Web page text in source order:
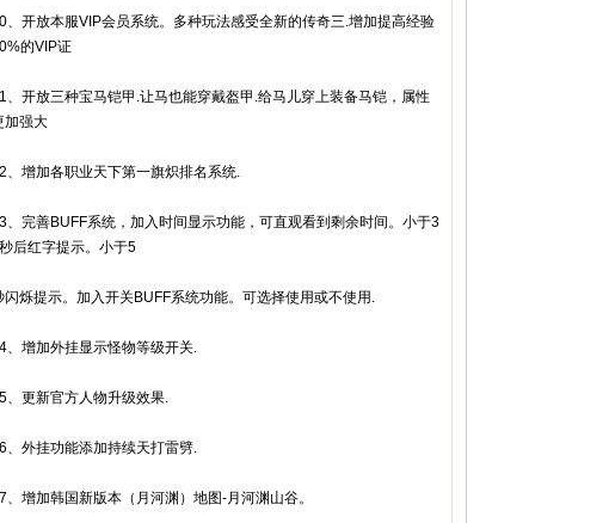
、开放本服VIP会员系统。多种玩法感受全新的传奇三.增加提高经验
的VIP证
、开放三种宝马铠甲.让马也能穿戴盔甲.给马儿穿上装备马铠，属性
加强大
、增加各职业天下第一旗炽排名系统.
、完善BUFF系统，加入时间显示功能，可直观看到剩余时间。小于3
后红字提示。小于5
闪烁提示。加入开关BUFF系统功能。可选择使用或不使用.
、增加外挂显示怪物等级开关.
、更新官方人物升级效果.
、外挂功能添加持续天打雷劈.
、增加韩国新版本（月河渊）地图-月河渊山谷。